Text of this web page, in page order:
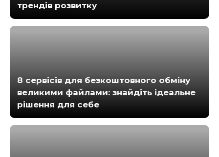
трендів розвитку
8 сервісів для безкоштовного обміну
великими файлами: знайдіть ідеальне
рішення для себе